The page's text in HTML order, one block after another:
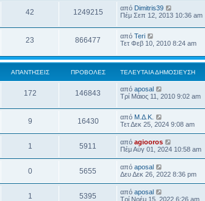
42 1249215 από Dimitris39
Πέμ Σεπ 12, 2013 10:36 am
23 866477 από Teri
Τετ Φεβ 10, 2010 8:24 am
ΑΠΑΝΤΉΣΕΙΣ ΠΡΟΒΟΛΈΣ ΤΕΛΕΥΤΑΊΑ ΔΗΜΟΣΊΕΥΣΗ
172 146843 από aposal
Τρί Μάιος 11, 2010 9:02 am
9 16430 από Μ.Δ.Κ.
Τετ Δεκ 25, 2024 9:08 am
1 5911 από agiooros
Πέμ Αύγ 01, 2024 10:58 am
0 5655 από aposal
Δευ Δεκ 26, 2022 8:36 pm
1 5395 από aposal
Τρί Νοέμ 15, 2022 6:26 am